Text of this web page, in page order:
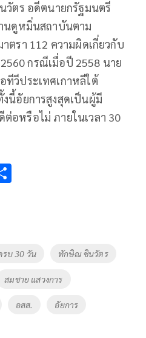
ตร อดีตนายกรัฐมนตรี
นดูหมิ่นสถาบันตาม
ตรา 112 ความผิดเกี่ยวกับ
กรณีเมื่อปี 2558 นาย
วีประเทศเกาหลีใต้
นี้อัยการสูงสุดเป็นผู้มี
อหรือไม่ ภายในเวลา 30
รบ 30 วัน ทักษิณ ชินวัตร
สมชาย แสวงการ
อสส. อัยการ